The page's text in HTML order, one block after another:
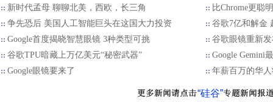
新时代孟母 聊聊北美，西欧，长三角
比Chrome更聪
争先恐后 美国人工智能巨头在这国大力投资
谷歌7亿和解金
Google首度揭晓智慧眼镜 3种类型可挑
谷歌眼镜重新
谷歌TPU暗藏上万亿美元“秘密武器”
Google Gemini
Google眼镜要来了
年薪百万的华
“硅谷”